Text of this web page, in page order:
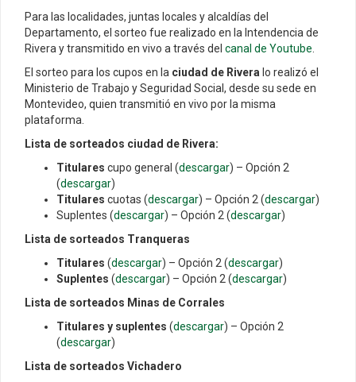
Para las localidades, juntas locales y alcaldías del
Departamento, el sorteo fue realizado en la Intendencia de
Rivera y transmitido en vivo a través del canal de Youtube
El sorteo para los cupos en la ciudad de Rivera lo realizó el
Ministerio de Trabajo y Seguridad Social, desde su sede en
Montevideo, quien transmitió en vivo por la misma
plataforma.
Lista de sorteados ciudad de Rivera:
Titulares cupo general (descargar) – Opción 2
(descargar)
Titulares cuotas (descargar) – Opción 2 (descargar)
Suplentes (descargar) – Opción 2 (descargar)
Lista de sorteados Tranqueras
Titulares (descargar) – Opción 2 (descargar)
Suplentes (descargar) – Opción 2 (descargar)
Lista de sorteados Minas de Corrales
Titulares y suplentes (descargar) – Opción 2
(descargar)
Lista de sorteados Vichadero